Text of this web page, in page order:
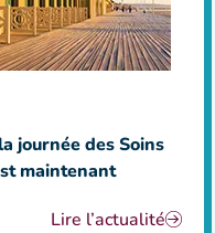
journée des Soins
maintenant
Lire l’actualité